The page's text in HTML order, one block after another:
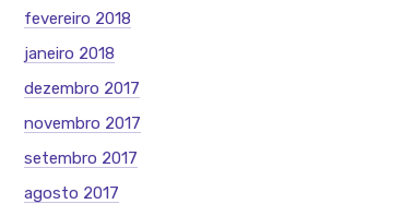
fevereiro 2018
janeiro 2018
dezembro 2017
novembro 2017
setembro 2017
agosto 2017